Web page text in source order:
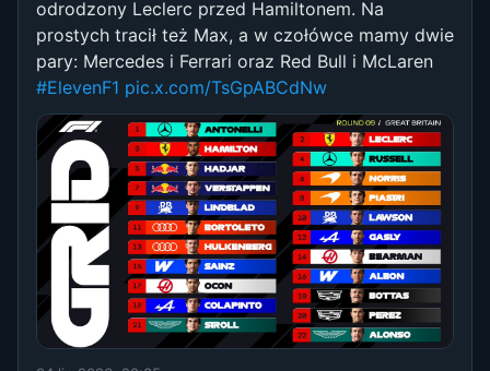
odrodzony Leclerc przed Hamiltonem. Na
prostych tracił też Max, a w czołówce mamy dwie
pary: Mercedes i Ferrari oraz Red Bull i McLaren
#ElevenF1 pic.x.com/TsGpABCdNw